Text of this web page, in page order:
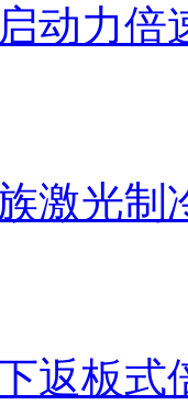
动力倍
激光制
下返板